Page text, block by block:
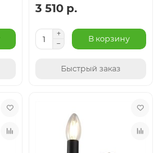
3 510 р.
В корзину
Быстрый заказ